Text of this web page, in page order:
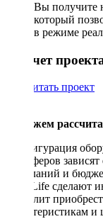
Вы получите
который
в режиме
Рассчет
Рассчитать проект
Поможем
Конфигурация
сабвуферов
пожеланий и
DriveLife сделают
позволит
характеристикам и